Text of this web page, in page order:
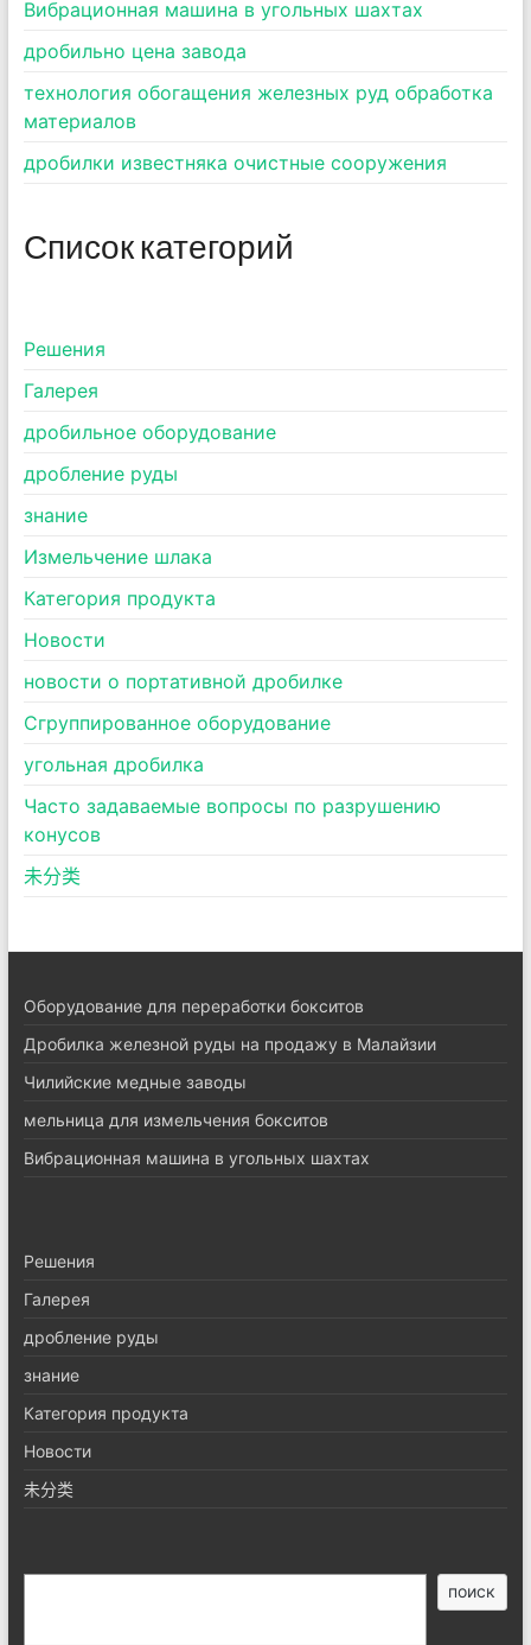
Вибрационная машина в угольных шахтах
дробильно цена завода
технология обогащения железных руд обработка
материалов
дробилки известняка очистные сооружения
Список категорий
Pешения
Галерея
дробильное оборудование
дробление руды
знание
Измельчение шлака
Категория продукта
Новости
новости о портативной дробилке
Сгруппированное оборудование
угольная дробилка
Часто задаваемые вопросы по разрушению
конусов
未分类
Оборудование для переработки бокситов
Дробилка железной руды на продажу в Малайзии
Чилийские медные заводы
мельница для измельчения бокситов
Вибрационная машина в угольных шахтах
Pешения
Галерея
дробление руды
знание
Категория продукта
Новости
未分类
поиск